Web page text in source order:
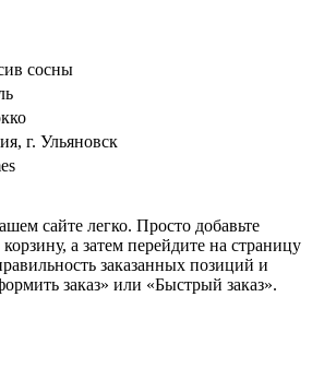
сосны
г. Ульяновск
сайте легко. Просто добавьте
а затем перейдите на страницу
заказанных позиций и
заказ» или «Быстрый заказ».